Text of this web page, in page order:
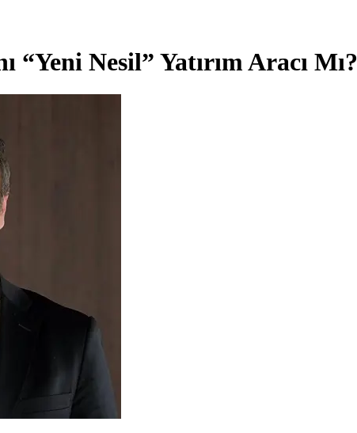
“Yeni Nesil” Yatırım Aracı Mı?